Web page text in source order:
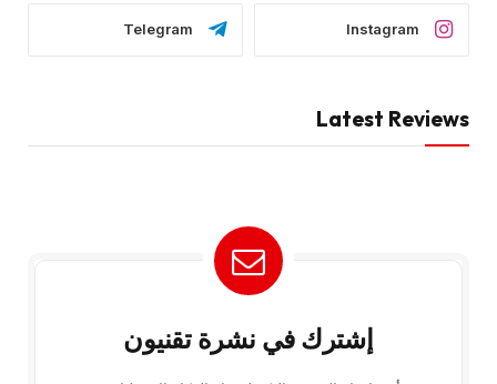
Instagram
Telegram
Latest Reviews
إشترك في نشرة تقنيون